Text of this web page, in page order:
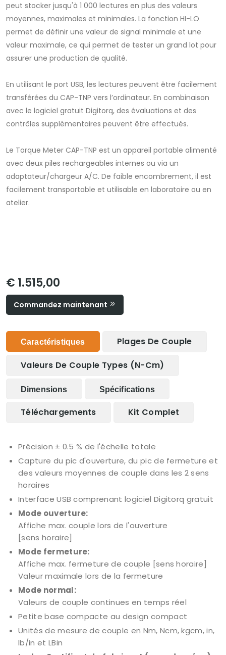
peut stocker jusqu'à 1 000 lectures en plus des valeurs
moyennes, maximales et minimales. La fonction HI-LO
permet de définir une valeur de signal minimale et une
valeur maximale, ce qui permet de tester un grand lot pour
assurer une production de qualité.
En utilisant le port USB, les lectures peuvent être facilement
transférées du CAP-TNP vers l’ordinateur. En combinaison
avec le logiciel gratuit Digitorq, des évaluations et des
contrôles supplémentaires peuvent être effectués.
Le Torque Meter CAP-TNP est un appareil portable alimenté
avec deux piles rechargeables internes ou via un
adaptateur/chargeur A/C. De faible encombrement, il est
facilement transportable et utilisable en laboratoire ou en
atelier.
€ 1.515,00
Commandez maintenant
Caractéristiques Plages De Couple
Valeurs De Couple Types (N-Cm)
Dimensions Spécifications
Téléchargements Kit Complet
Précision ± 0.5 % de l'échelle totale
Capture du pic d'ouverture, du pic de fermeture et
des valeurs moyennes de couple dans les 2 sens
horaires
Interface USB comprenant logiciel Digitorq gratuit
Mode ouverture:
Affiche max. couple lors de l'ouverture
[sens horaire]
Mode fermeture:
Affiche max. fermeture de couple [sens horaire]
Valeur maximale lors de la fermeture
Mode normal:
Valeurs de couple continues en temps réel
Petite base compacte au design compact
Unités de mesure de couple en Nm, Ncm, kgcm, in,
lb/in et LBin